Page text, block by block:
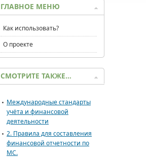
ГЛАВНОЕ МЕНЮ
Как использовать?
О проекте
СМОТРИТЕ ТАКЖЕ…
Международные стандарты
учёта и финансовой
деятельности
2. Правила для составления
финансовой отчетности по
МС.